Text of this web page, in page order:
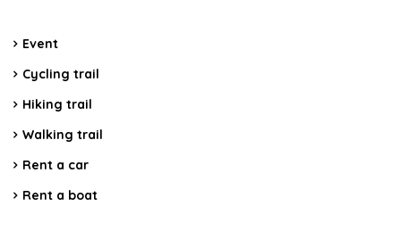
Event
Cycling trail
Hiking trail
Walking trail
Rent a car
Rent a boat